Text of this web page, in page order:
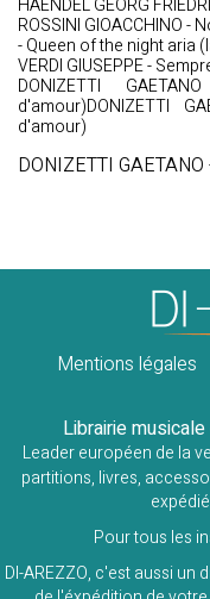
HAENDEL GEORG
ROSSINI GIOACCHINO
- Queen of the night aria
VERDI GIUSEPPE -
DONIZETTI
d'amour)DONIZETTI
d'amour)
DONIZETTI
Mentions légales
Librairie
Leader européen de la
partitions, livres,
Pour tous les
DI-AREZZO, c'est aussi